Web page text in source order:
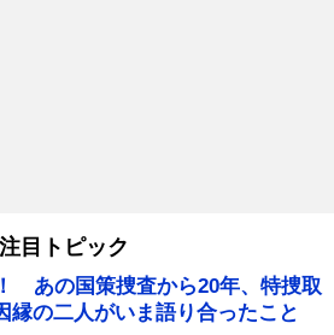
注目トピック
あの国策捜査から20年、特捜取
縁の二人がいま語り合ったこと